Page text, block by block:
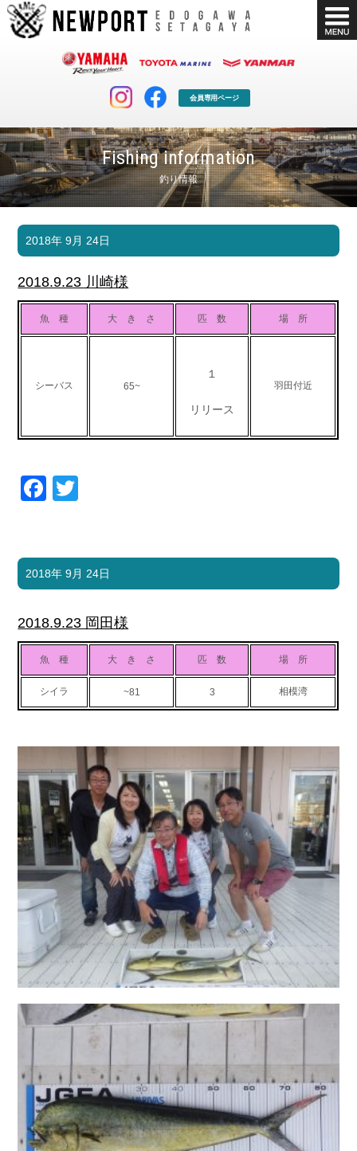
会員専用ページ
Fishing information
釣り情報
マリンクラブ
マリンライフを堪能したい！
ボート販売
ボート免許
長年の実績と信頼！
店舗情報
Shop Info.
公式ブログ
Blog
Company
Recruit Link
2018年 9月 24日
2018.9.23 川崎様
魚 種 大 き さ 匹 数 場 所
シーバス 65~
１
リリース
羽田付近
Facebook
2018年 9月 24日
2018.9.23 岡田様
魚 種 大 き さ 匹 数 場 所
シイラ ~81 3 相模湾